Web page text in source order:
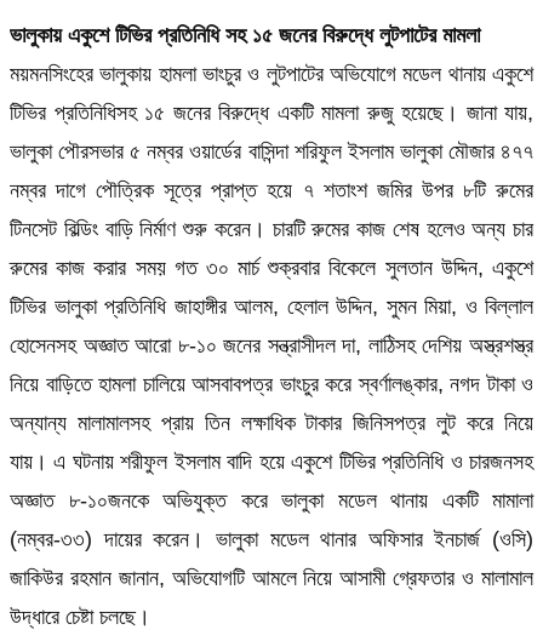
ভালুকায় একুশে টিভির প্রতিনিধি সহ ১৫ জনের বিরুদ্ধে লুটপাটের মামলা
ময়মনসিংহের ভালুকায় হামলা ভাংচুর ও লুটপাটের অভিযোগে মডেল থানায় একুশে
টিভির প্রতিনিধিসহ ১৫ জনের বিরুদ্ধে একটি মামলা রুজু হয়েছে। জানা যায়,
ভালুকা পৌরসভার ৫ নম্বর ওয়ার্ডের বাসিন্দা শরিফুল ইসলাম ভালুকা মৌজার ৪৭৭
নম্বর দাগে পৌত্রিক সূত্রে প্রাপ্ত হয়ে ৭ শতাংশ জমির উপর ৮টি রুমের
টিনসেট বিল্ডিং বাড়ি নির্মাণ শুরু করেন। চারটি রুমের কাজ শেষ হলেও অন্য চার
রুমের কাজ করার সময় গত ৩০ মার্চ শুক্রবার বিকেলে সুলতান উদ্দিন, একুশে
টিভির ভালুকা প্রতিনিধি জাহাঙ্গীর আলম, হেলাল উদ্দিন, সুমন মিয়া, ও বিল্লাল
হোসেনসহ অজ্ঞাত আরো ৮-১০ জনের সন্ত্রাসীদল দা, লাঠিসহ দেশিয় অস্ত্রশস্ত্র
নিয়ে বাড়িতে হামলা চালিয়ে আসবাবপত্র ভাংচুর করে স্বর্ণালঙ্কার, নগদ টাকা ও
অন্যান্য মালামালসহ প্রায় তিন লক্ষাধিক টাকার জিনিসপত্র লুট করে নিয়ে
যায়। এ ঘটনায় শরীফুল ইসলাম বাদি হয়ে একুশে টিভির প্রতিনিধি ও চারজনসহ
অজ্ঞাত ৮-১০জনকে অভিযুক্ত করে ভালুকা মডেল থানায় একটি মামালা
(নম্বর-৩৩) দায়ের করেন। ভালুকা মডেল থানার অফিসার ইনচার্জ (ওসি)
জাকিউর রহমান জানান, অভিযোগটি আমলে নিয়ে আসামী গ্রেফতার ও মালামাল
উদ্ধারে চেষ্টা চলছে।